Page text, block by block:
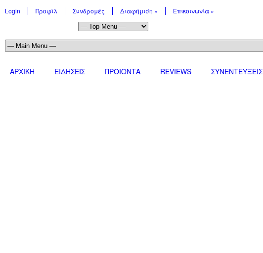
Login Προφίλ Συνδρομές Διαφήμιση » Επικοινωνία »
ΑΡΧΙΚΗ ΕΙΔΗΣΕΙΣ ΠΡΟΙΟΝΤΑ REVIEWS ΣΥΝΕΝΤΕΥΞΕΙΣ